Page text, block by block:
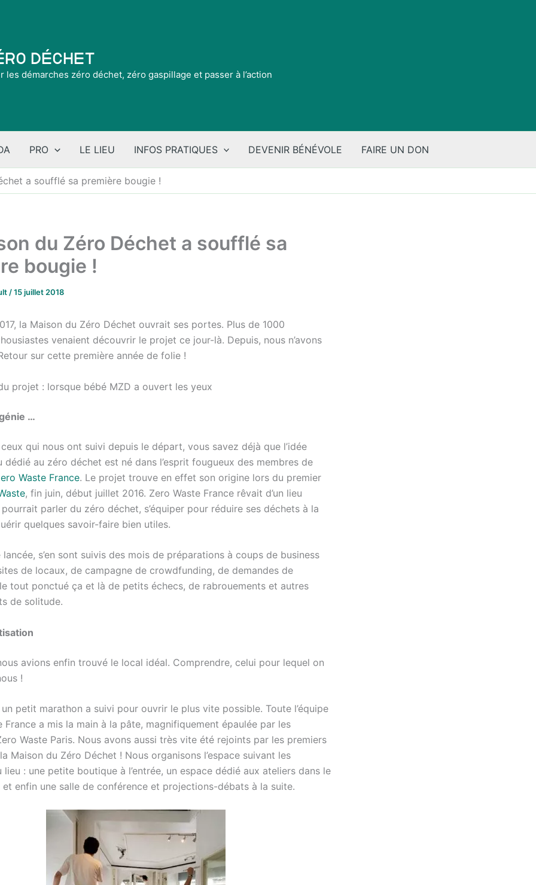
Déchet
démarches zéro déchet, zéro gaspillage et passer à l’action
PRO LE LIEU INFOS PRATIQUES DEVENIR BÉNÉVOLE FAIRE UN DON
a soufflé sa première bougie !
du Zéro Déchet a soufflé sa
bougie !
/15 juillet 2018
la Maison du Zéro Déchet ouvrait ses portes. Plus de 1000
venaient découvrir le projet ce jour-là. Depuis, nous n’avons
sur cette première année de folie !
projet : lorsque bébé MZD a ouvert les yeux
…
qui nous ont suivi depuis le départ, vous savez déjà que l’idée
dédié au zéro déchet est né dans l’esprit fougueux des membres de
Waste France. Le projet trouve en effet son origine lors du premier
, fin juin, début juillet 2016. Zero Waste France rêvait d’un lieu
parler du zéro déchet, s’équiper pour réduire ses déchets à la
quelques savoir-faire bien utiles.
lancée, s’en sont suivis des mois de préparations à coups de business
de locaux, de campagne de crowdfunding, de demandes de
tout ponctué ça et là de petits échecs, de rabrouements et autres
de solitude.
avions enfin trouvé le local idéal. Comprendre, celui pour lequel on
!
petit marathon a suivi pour ouvrir le plus vite possible. Toute l’équipe
France a mis la main à la pâte, magnifiquement épaulée par les
Waste Paris. Nous avons aussi très vite été rejoints par les premiers
Maison du Zéro Déchet ! Nous organisons l’espace suivant les
: une petite boutique à l’entrée, un espace dédié aux ateliers dans le
enfin une salle de conférence et projections-débats à la suite.